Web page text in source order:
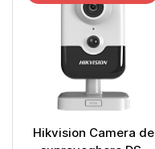
Hikvision Camera de